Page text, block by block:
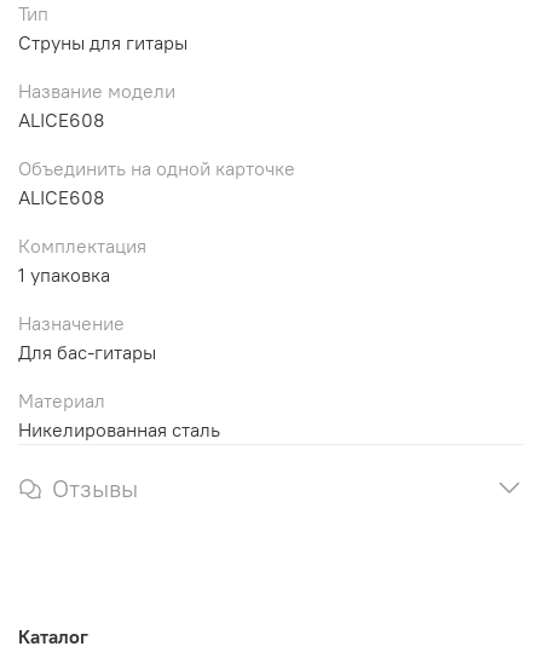
Тип
Струны для гитары
Название модели
ALICE608
Объединить на одной карточке
ALICE608
Комплектация
1 упаковка
Назначение
Для бас-гитары
Материал
Никелированная сталь
Отзывы
Каталог